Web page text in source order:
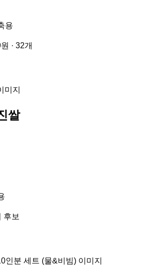
용
· 32개
쌀
후보